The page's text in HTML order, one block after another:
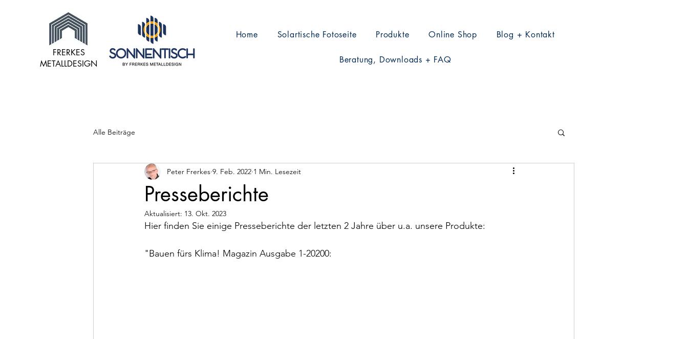
FRERKES
METALLDESIGN
Home Solartische Fotoseite Produkte Online Shop Blog + Kontakt
Beratung, Downloads + FAQ
Alle Beiträge
Presseberichte
Peter Frerkes 9. Feb. 2022 1 Min. Lesezeit
Aktualisiert: 13. Okt. 2023
Hier finden Sie einige Presseberichte der letzten 2 Jahre über u.a. unsere Produkte:
"Bauen fürs Klima! Magazin Ausgabe 1-20200: